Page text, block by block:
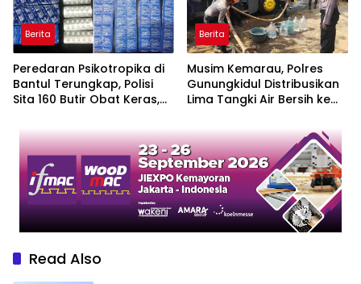
Berita
Peredaran Psikotropika di
Bantul Terungkap, Polisi
Sita 160 Butir Obat Keras,
Berita
Musim Kemarau, Polres
Gunungkidul Distribusikan
Lima Tangki Air Bersih ke
Read Also